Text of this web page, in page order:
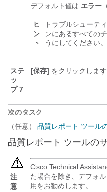
デフォルト値は エラー
ヒ
ン
ト
トラブルシューテ
ンにあるすべての
うにしてください。
ステ
ッ
プ 7
[保存] をクリックします
次のタスク
（任意） 品質レポート ツール
品質レポート ツールの
注
意
Cisco Technical
た場合を除き、デフォ
用をお勧めします。